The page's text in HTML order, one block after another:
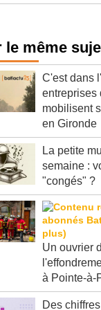
le même
C'est dans
entreprises
mobilisent
en Gironde
La petite
semaine :
"congés" ?
Un ouvrier
à Pointe-à-
Des